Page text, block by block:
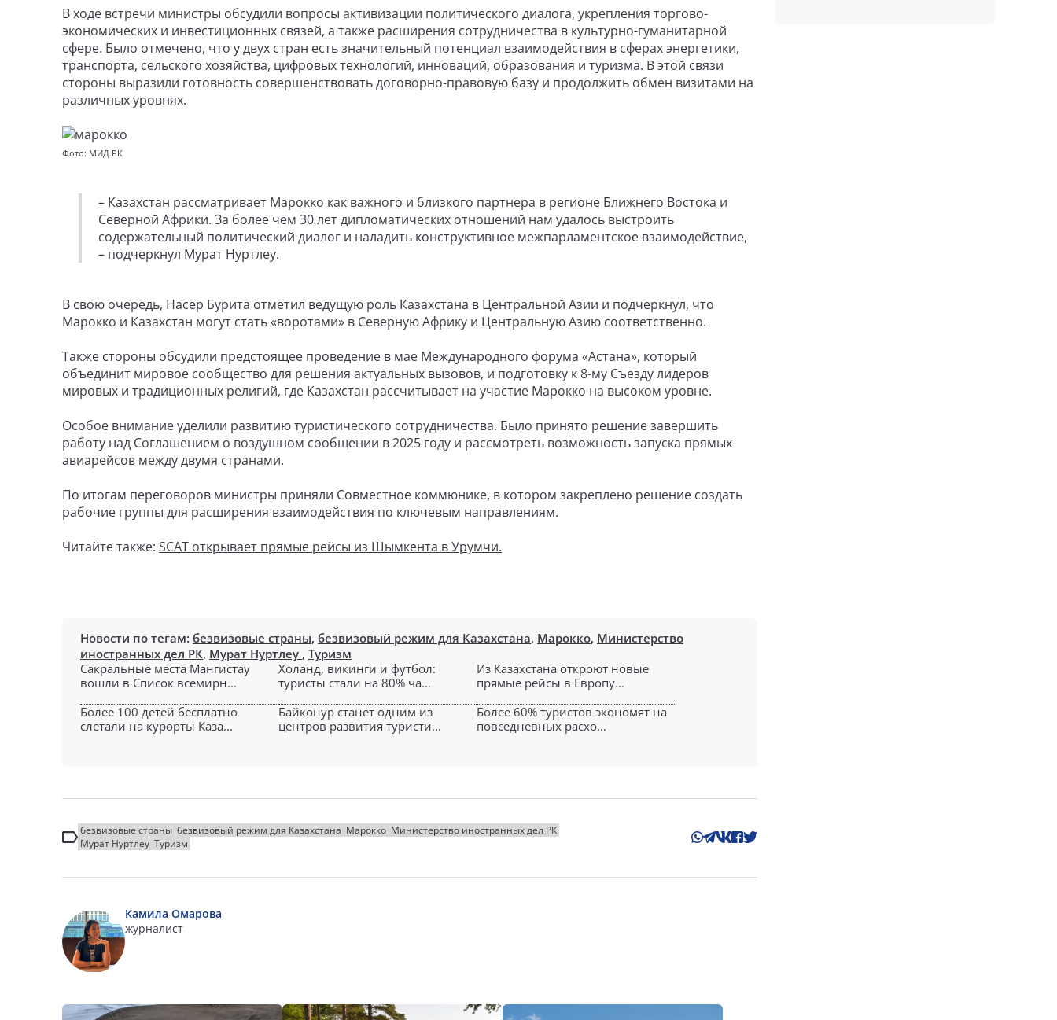
В ходе встречи министры обсудили вопросы активизации политического диалога, укрепления торгово-
экономических и инвестиционных связей, а также расширения сотрудничества в культурно-гуманитарной
сфере. Было отмечено, что у двух стран есть значительный потенциал взаимодействия в сферах энергетики,
транспорта, сельского хозяйства, цифровых технологий, инноваций, образования и туризма. В этой связи
стороны выразили готовность совершенствовать договорно-правовую базу и продолжить обмен визитами на
различных уровнях.
Фото: МИД РК
– Казахстан рассматривает Марокко как важного и близкого партнера в регионе Ближнего Востока и
Северной Африки. За более чем 30 лет дипломатических отношений нам удалось выстроить
содержательный политический диалог и наладить конструктивное межпарламентское взаимодействие,
– подчеркнул Мурат Нуртлеу.
В свою очередь, Насер Бурита отметил ведущую роль Казахстана в Центральной Азии и подчеркнул, что
Марокко и Казахстан могут стать «воротами» в Северную Африку и Центральную Азию соответственно.
Также стороны обсудили предстоящее проведение в мае Международного форума «Астана», который
объединит мировое сообщество для решения актуальных вызовов, и подготовку к 8-му Съезду лидеров
мировых и традиционных религий, где Казахстан рассчитывает на участие Марокко на высоком уровне.
Особое внимание уделили развитию туристического сотрудничества. Было принято решение завершить
работу над Соглашением о воздушном сообщении в 2025 году и рассмотреть возможность запуска прямых
авиарейсов между двумя странами.
По итогам переговоров министры приняли Совместное коммюнике, в котором закреплено решение создать
рабочие группы для расширения взаимодействия по ключевым направлениям.
Читайте также: SCAT открывает прямые рейсы из Шымкента в Урумчи.
Новости по тегам: безвизовые страны, безвизовый режим для Казахстана, Марокко, Министерство
иностранных дел РК, Мурат Нуртлеу , Туризм
Сакральные места Мангистау
вошли в Список всемирн...
Холанд, викинги и футбол:
туристы стали на 80% ча...
Из Казахстана откроют новые
прямые рейсы в Европу...
Более 100 детей бесплатно
слетали на курорты Каза...
Байконур станет одним из
центров развития туристи...
Более 60% туристов экономят на
повседневных расхо...
безвизовые страны безвизовый режим для Казахстана Марокко Министерство иностранных дел РК
Мурат Нуртлеу Туризм
Камила Омарова
журналист